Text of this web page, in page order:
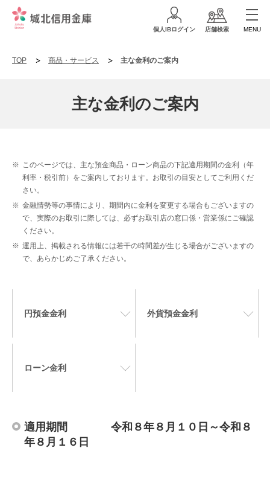
個人IBログイン 店舗検索 MENU
TOP 商品・サービス 主な金利のご案内
主な金利のご案内
※ このページでは、主な預金商品・ローン商品の下記適用期間の金利（年
利率・税引前）をご案内しております。お取引の目安としてご利用くだ
さい。
※ 金融情勢等の事情により、期間内に金利を変更する場合もございますの
で、実際のお取引に際しては、必ずお取引店の窓口係・営業係にご確認
ください。
※ 運用上、掲載される情報には若干の時間差が生じる場合がございますの
で、あらかじめご了承ください。
円預金金利 外貨預金金利
ローン金利
適用期間 令和８年８月１０日～令和８
年８月１６日